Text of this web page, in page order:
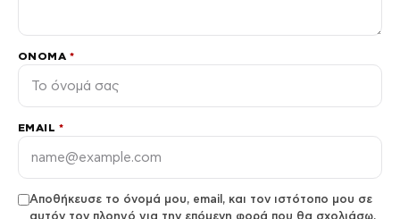
ΌΝΟΜΑ *
EMAIL *
Αποθήκευσε το όνομά μου, email, και τον ιστότοπο μου σε
αυτόν τον πλοηγό για την επόμενη φορά που θα σχολιάσω.